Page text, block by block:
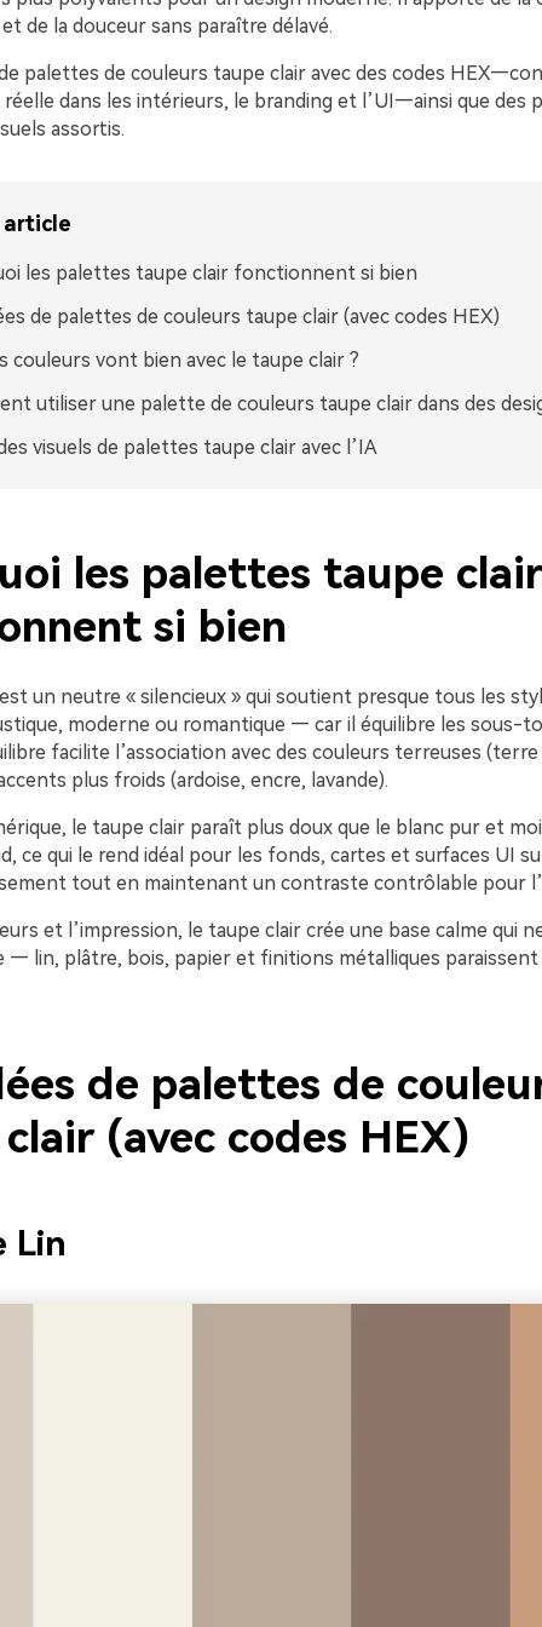
de la douceur sans paraître délavé.
palettes de couleurs taupe clair avec des codes
dans les intérieurs, le branding et l’UI—ainsi que des
assortis.
les palettes taupe clair fonctionnent si bien
de palettes de couleurs taupe clair (avec codes HEX)
couleurs vont bien avec le taupe clair ?
utiliser une palette de couleurs taupe clair dans des
visuels de palettes taupe clair avec l’IA
les palettes taupe clair
si bien
un neutre « silencieux » qui soutient presque tous les
moderne ou romantique — car il équilibre les sous-
facilite l’association avec des couleurs terreuses
plus froids (ardoise, encre, lavande).
le taupe clair paraît plus doux que le blanc pur et
ce qui le rend idéal pour les fonds, cartes et surfaces UI
tout en maintenant un contraste contrôlable pour
et l’impression, le taupe clair crée une base calme qui
— lin, plâtre, bois, papier et finitions métalliques
de palettes de
(avec codes HEX)
Lin